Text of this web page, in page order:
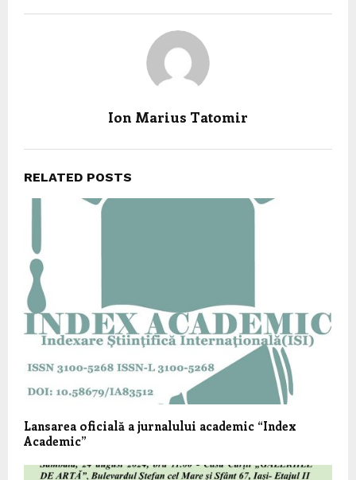
Ion Marius Tatomir
RELATED POSTS
Lansarea oficială a jurnalului academic “Index
Academic”